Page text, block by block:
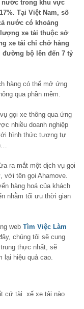
nước trong khu vực
Tại Việt Nam, số
nước có khoảng
xe tải thuộc sở
xe tải chỉ chở hàng
đường bộ lên đến 7 tỷ
hàng có thể mở ứng
qua phần mềm.
gọi xe thông qua ứng
nhiều doanh nghiệp
hình thức tương tự
ra mắt một dịch vụ gọi
với tên gọi Ahamove.
hàng hoá của khách
nhằm tối ưu thời gian
web Tìm Việc Làm
chúng tôi sẽ cung
thực nhất, sẽ
lại hiệu quả cao.
cứ tài xế xe tải nào